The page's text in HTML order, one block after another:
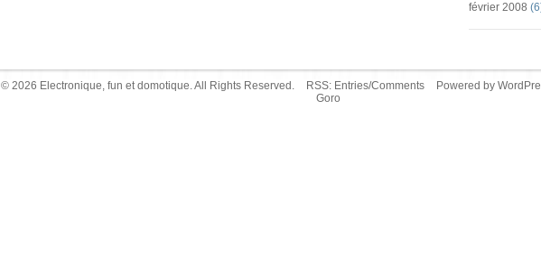
février 2008
© 2026 Electronique, fun et domotique. All Rights Reserved. RSS: Entries/Comments Powered by
Goro